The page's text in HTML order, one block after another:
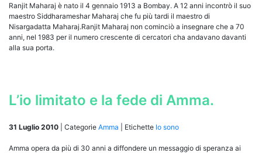
Ranjit Maharaj è nato il 4 gennaio 1913 a Bombay. A 12 anni incontrò il suo
maestro Siddharameshar Maharaj che fu più tardi il maestro di
Nisargadatta Maharaj.Ranjit Maharaj non cominciò a insegnare che a 70
anni, nel 1983 per il numero crescente di cercatori cha andavano davanti
alla sua porta.
L’io limitato e la fede di Amma.
31 Luglio 2010 Categorie Amma Etichette Io sono
Amma opera da più di 30 anni a diffondere un messaggio di speranza ai